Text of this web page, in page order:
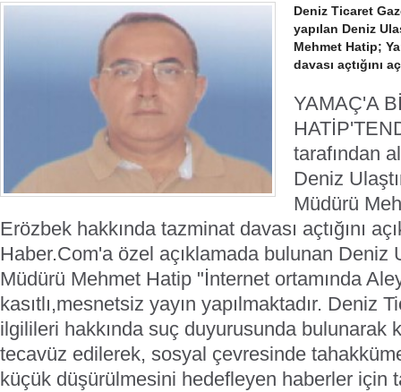
Deniz Ticaret
yapılan Deniz
Mehmet Hatip;
davası açtığını
YAMAÇ'A
HATİP'TEN
tarafından
Deniz
Müdürü
Erözbek hakkında tazminat davası açtığını
Haber.Com'a özel açıklamada bulunan Deniz
Müdürü Mehmet Hatip "İnternet ortamında
kasıtlı,mesnetsiz yayın yapılmaktadır. Deniz
ilgilileri hakkında suç duyurusunda bulunarak
tecavüz edilerek, sosyal çevresinde
küçük düşürülmesini hedefleyen haberler için